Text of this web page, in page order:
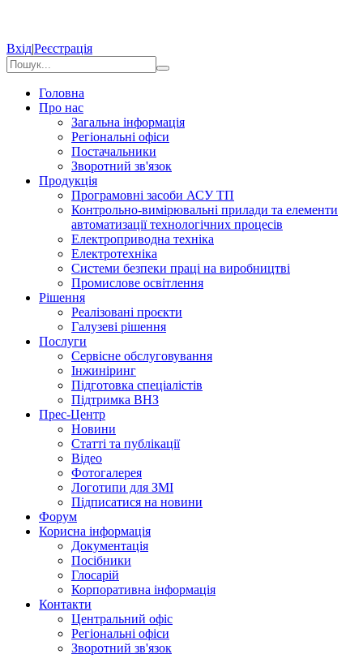
Вхід|Реєстрація
Головна
Про нас
Загальна інформація
Регіональні офіси
Постачальники
Зворотний зв'язок
Продукція
Програмовні засоби АСУ ТП
Контрольно-вимірювальні прилади та елементи
автоматизації технологічних процесів
Електроприводна техніка
Електротехніка
Системи безпеки праці на виробництві
Промислове освітлення
Рішення
Реалізовані проєкти
Галузеві рішення
Послуги
Сервісне обслуговування
Інжиніринг
Підготовка спеціалістів
Підтримка ВНЗ
Прес-Центр
Новини
Статті та публікації
Відео
Фотогалерея
Логотипи для ЗМІ
Підписатися на новини
Форум
Корисна інформація
Документація
Посібники
Глосарій
Корпоративна інформація
Контакти
Центральний офіс
Регіональні офіси
Зворотний зв'язок